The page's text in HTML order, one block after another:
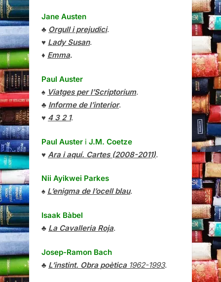
Jane Austen
♣ Orgull i prejudici.
♥ Lady Susan.
♦ Emma.
Paul Auster
♠ Viatges per l’Scriptorium.
♣ Informe de l’interior.
♥ 4 3 2 1.
Paul Auster i J.M. Coetze
♥ Ara i aquí. Cartes (2008-2011).
Nii Ayikwei Parkes
♠ L’enigma de l’ocell blau.
Isaak Bàbel
♣ La Cavalleria Roja.
Josep-Ramon Bach
♣ L’instint. Obra poètica1962-1993.